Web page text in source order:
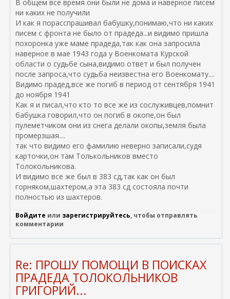
В общем все время они были не дома и наверное писем
ни каких не получили
И как я порасспрашивал бабушку,понимаю,что ни каких
писем с фронта не было от прадеда...и видимо пришла
похоронка уже маме прадеда,так как она запросила
наверное в мае 1943 года у Военкомата Курской
области о судьбе сына,видимо ответ и был получен
после запроса,что судьба неизвестна его Военкомату....
Видимо прадед,все же погиб в период от сентября 1941
до ноября 1941
Как я и писал,что кто то все же из сослуживцев,помнит
бабушка говорил,что он погиб в окопе,он был
пулеметчиком они из снега делали окопы,земля была
промерзшая....
так что видимо его фамилию неверно записали,судя
карточки,он там Толькольников вместо
Толокольникова.
И видимо все же был в 383 сд,так как он был
горняком,шахтером,а эта 383 сд состояла почти
полностью из шахтеров.
Войдите или зарегистрируйтесь, чтобы отправлять
комментарии
Re: ПРОШУ ПОМОЩИ В ПОИСКАХ
ПРАДЕДА ТОЛОКОЛЬНИКОВ
ГРИГОРИЙ...